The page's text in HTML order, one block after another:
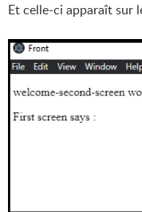
Et celle-ci apparaît sur